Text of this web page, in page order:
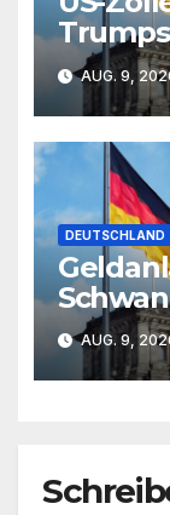
Chinas
AUG. 9,
DEUTSCHLAND
Drei
AUG. 9,